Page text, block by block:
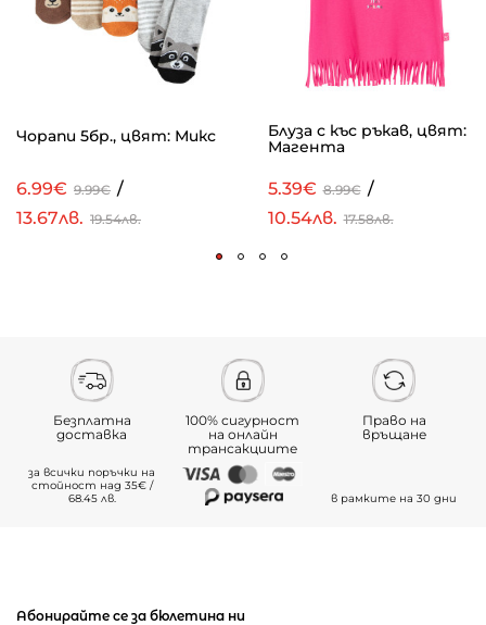
Чорапи 5бр., цвят: Микс
6.99€ 9.99€ /
13.67лв. 19.54лв.
Блуза с къс ръкав, цвят:
Магента
5.39€ 8.99€ /
10.54лв. 17.58лв.
Безплатна
доставка
за всички поръчки на
стойност над 35€ /
68.45 лв.
100% сигурност
на онлайн
трансакциите
Право на
връщане
в рамките на 30 дни
Абонирайте се за бюлетина ни